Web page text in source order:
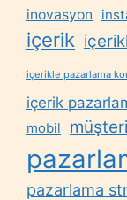
inovasyon
içerik
içerikle pazarlama
içerik
mobil müşteri
pazarlama